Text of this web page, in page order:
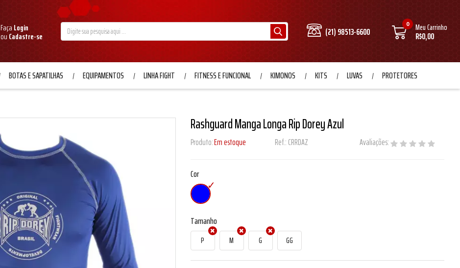
Faça Login
ou Cadastre-se (21) 98513-6600
0 Meu Carrinho
R$0,00
BOTAS E SAPATILHAS EQUIPAMENTOS LINHA FIGHT FITNESS E FUNCIONAL KIMONOS KITS LUVAS PROTETORES
Rashguard Manga Longa Rip Dorey Azul
Produto:Em estoque Ref.:CRRDAZ Avaliações:
Cor
Tamanho
P M G GG